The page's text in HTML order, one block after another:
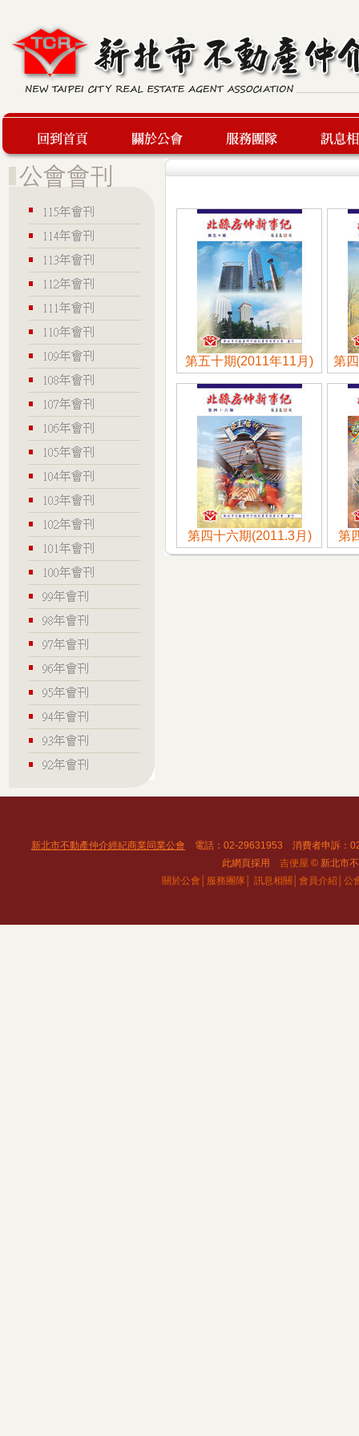
第五十期(2011年11月) 第
第四十六期(2011.3月) 第
新北市不動產仲介經紀商業同業公會 電話：02-29631953 消費者申訴：
此網頁採用 吉便屋 © 新北市
關於公會│ 服務團隊│ 訊息相關│ 會員介紹│ 公